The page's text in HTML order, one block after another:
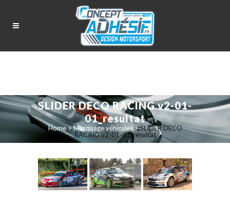
SLIDER DECO RACING v2-01-
01_resultat
Home>Marquage véhicules>SLIDER DECO
RACING v2-01-01_resultat